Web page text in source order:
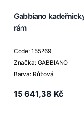
Gabbiano
rám
Code: 155269
Značka: GABBIANO
Barva: Růžová
15 641,38 Kč